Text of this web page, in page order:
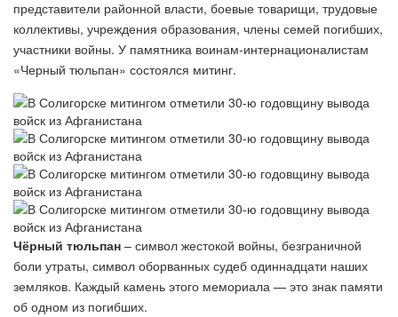
представители районной власти, боевые товарищи, трудовые
коллективы, учреждения образования, члены семей погибших,
участники войны. У памятника воинам-интернационалистам
«Черный тюльпан» состоялся митинг.
Чёрный тюльпан – символ жестокой войны, безграничной
боли утраты, символ оборванных судеб одиннадцати наших
земляков. Каждый камень этого мемориала — это знак памяти
об одном из погибших.